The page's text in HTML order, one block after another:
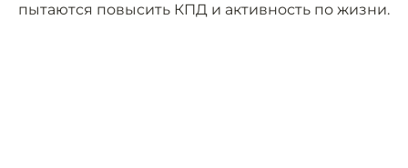
пытаются повысить КПД и активность по жизни.